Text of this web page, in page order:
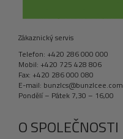
Zákaznický servis
Telefon: +420 286 000 000
Mobil: +420 725 428 806
Fax: +420 286 000 080
E-mail: bunzlcs@bunzlcee.com
Pondělí – Pátek 7,30 – 16,00
O SPOLEČNOSTI